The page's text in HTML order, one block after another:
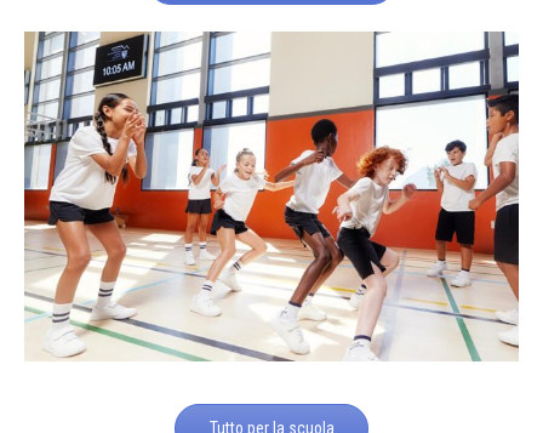
Tutto per la scuola